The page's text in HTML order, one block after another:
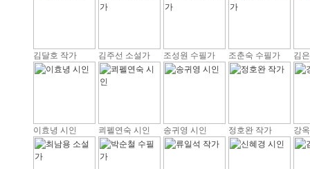
김달호 작가 김주선 소설가 조성원 수필가 조춘숙 수필가 김
이효녕 시인 쾨펠연숙 시인 송귀영 시인 정호완 작가 강